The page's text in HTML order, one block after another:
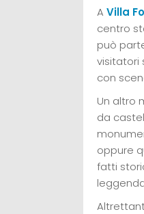
A Villa
centro
può
visitatori
con
Un altro
da
oppure
fatti